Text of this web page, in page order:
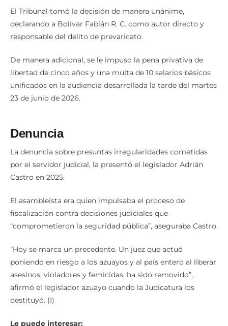
El Tribunal tomó la decisión de manera unánime,
declarando a Bolívar Fabián R. C. como autor directo y
responsable del delito de prevaricato.
De manera adicional, se le impuso la pena privativa de
libertad de cinco años y una multa de 10 salarios básicos
unificados en la audiencia desarrollada la tarde del martes
23 de junio de 2026.
Denuncia
La denuncia sobre presuntas irregularidades cometidas
por el servidor judicial, la presentó el legislador Adrián
Castro en 2025.
El asambleísta era quien impulsaba el proceso de
fiscalización contra decisiones judiciales que
“comprometieron la seguridad pública”, aseguraba Castro.
“Hoy se marca un precedente. Un juez que actuó
poniendo en riesgo a los azuayos y al país entero al liberar
asesinos, violadores y femicidas, ha sido removido”,
afirmó el legislador azuayo cuando la Judicatura los
destituyó. (I)
Le puede interesar: